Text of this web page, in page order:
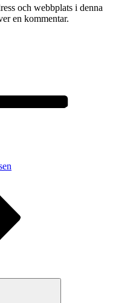
och webbplats i denna
en kommentar.